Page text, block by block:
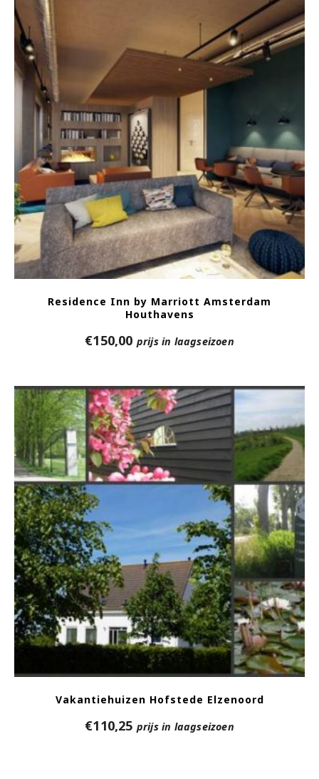
Residence Inn by Marriott Amsterdam
Houthavens
€150,00 prijs in laagseizoen
Vakantiehuizen Hofstede Elzenoord
€110,25 prijs in laagseizoen